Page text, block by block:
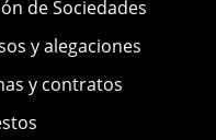
de Sociedades
y alegaciones
y contratos